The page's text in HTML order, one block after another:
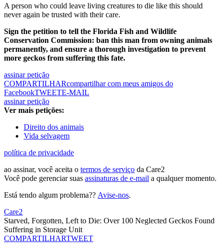
A person who could leave living creatures to die like this should
never again be trusted with their care.
Sign the petition to tell the Florida Fish and Wildlife
Conservation Commission: ban this man from owning animals
permanently, and ensure a thorough investigation to prevent
more geckos from suffering this fate.
assinar petição
COMPARTILHARcompartilhar com meus amigos do
FacebookTWEETE-MAIL
assinar petição
Ver mais petições:
Direito dos animais
Vida selvagem
política de privacidade
ao assinar, você aceita o termos de serviço da Care2
Você pode gerenciar suas assinaturas de e-mail a qualquer momento.
Está tendo algum problema?? Avise-nos.
Care2
Starved, Forgotten, Left to Die: Over 100 Neglected Geckos Found
Suffering in Storage Unit
COMPARTILHARTWEET